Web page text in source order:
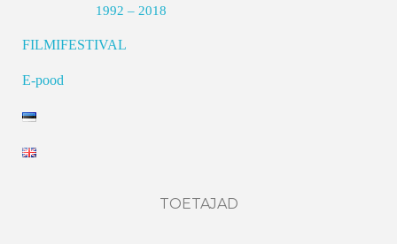
1992 – 2018
FILMIFESTIVAL
E-pood
TOETAJAD